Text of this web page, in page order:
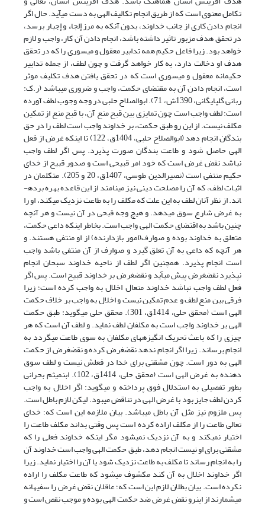
تکامل معنوی است که از طریق انجام تکالیف الهی به دست می­آید. حال اگر
انجام دادن کاری از جانب خداوند، بدون آنکه به مرز إلجاء و إجبار برسد،
در تحقق هدف مزبور تاثیر داشته باشد، انجام دادن آن کار، واجب و لازم
خواهد بود. زیرا فاعل حکیم همه تدابیر معقول و میسوری را که در تحقق
هدف او دخالت دارد، به کار خواهد گرفت و چون لطف، از جمله تدابیر
حکیمانه معقول و میسوری است که در تحقق یافتن هدف تکلیف موثر
است، انجام دادن آن به مقتضای حکمت، واجب و ضروری می­باشد (ر.ک:
ربانی گلپایگانی، 1390ش، 71). ابوالصلاح حلبی در وجه وجوب لطف آورده
است: لطف واجب است چون تمایزی بین قبح منع آن، با قبح منع از تمکین
مکلف نیست. از این رو طبق حکمت، بر خداوند واجب است لطف را در حق
بندگان انجام دهد (ابوالصلاح حلبی، 1404ق، 122) تا اینکه غرض از فعل
الهی حاصل شود و طاعت بندگان صورت پذیرد. پس اگر لطف واجب
نباشد نقض غرض است که خود امر قبیحی است و صدور قبیح از خدای
حکیم منتفی است (نصیرالدین طوسی، 1407ق، 20 و 205). متکلمان در
اثبات لطف، که آن را مصلحت دینی نیز می­نامند از این قاعده بهره برده­
اند. از نظر آنان لطف به این علت که مکلف را به طاعت نزدیک می­کند، او را
به غرض شارع سوق می­دهد. و هیچ وجه قبحی در آن نیست و هر آنچه
چنین باشد به اقتضای حکمت الهی واجب است. بخاطر اینکه داعی حکمت،
متعلق به خداوند بوده و صوارف(امور بازدارنده) از او منتفی هستند. و
هر آنچه که داعی به آن تعلق گیرد و صوارف از آن منتفی باشد واجب
است انجام پذیرد. همچنین اگر لطف از ناحیه خداوند سبحان انجام
نپذیرد نقض­غرض پیش می­آید و نقض­غرض بر خداوند قبیح است. پس اگر
فعل لطف واجب نباشد خداوند متعال اخلال به واجب کرده است؛ زیرا
فرقی بین منع لطف و عدم تمکین نیست و اخلال به واجب بر خلاف حکمت
الهی است (محقق حلی، 1414ق، 301). محقق حلی می­گوید: طبق حکمت
الهی بر خداوند واجب است به مکلفان لطف نماید. و لطف آن است که هر
چیزی را که باعث تحریک انگیزه­های مکلفان به سوی طاعت می­گردد به
انجام برساند. زیرا اگر انجام ندهد نقض­غرض کرده و نقض­غرض از حکمت
الهی به دور است. چون مشقتی برای خدا در فعلش نیست و لطف سوق
دهنده به غرض الهی است (محقق حلی، 1414ق، 102). ابن­میثم بحرانی
بطور تفصیلی به استدلال فوق پرداخته و می­گوید: اگر اخلال به واجب
کردن لطف جایز بود با غرض الهی در تناقض می­بود. لیکن لازم باطل است.
پس ملزوم نیز مثل آن باطل می­باشد. بیان ملازمه این است که؛ خدای
تعالی طاعت را از مکلف اراده کرده است پس وقتی بداند مکلف طاعت را
اختیار نمی­کند و به آن نزدیک نمی­شود مگر اینکه خداوند فعلی را که
مشقتی برای او نیست انجام دهد، طبق حکمت الهی واجب است خداوند آن
را به انجام رساند تا مکلف به طاعت نزدیک شود یا آن را اختیار نماید. زیرا
اگر خداوند اخلال به آن کند مکشوف می­شود که طاعت مکلف را اراده
نکرده است. بیان بطلان لازم این است که؛ عاقلان نقض غرض را سفیهانه
می­شمارند از این­رو نقض غرض ضد حکمت الهی بوده و موجب نقص است و